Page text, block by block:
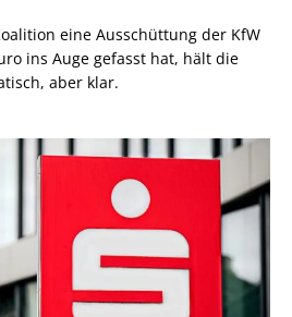
eine Ausschüttung der KfW
ins Auge gefasst hat, hält die
aber klar.